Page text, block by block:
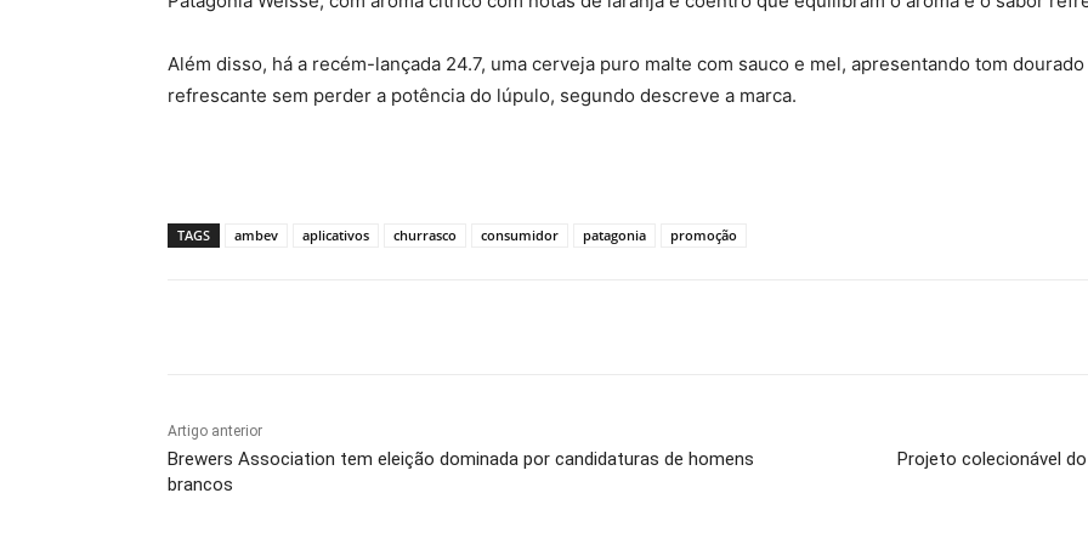
Além disso, há a recém-lançada 24.7, uma cerveja puro malte com sauco e mel, apresentando tom
refrescante sem perder a potência do lúpulo, segundo descreve a marca.
TAGS ambev aplicativos churrasco consumidor patagonia promoção
Artigo anterior
Brewers Association tem eleição dominada por candidaturas de homens
brancos
Projeto colecionável